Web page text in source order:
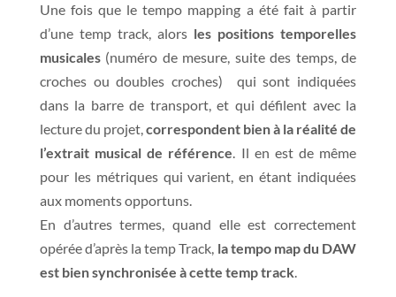
Une fois que le tempo mapping a été fait à partir
d’une temp track, alors les positions temporelles
musicales(numéro de mesure, suite des temps, de
croches ou doubles croches) qui sont indiquées
dans la barre de transport, et qui défilent avec la
lecture du projet,correspondent bien à la réalité de
l’extrait musical de référence. Il en est de même
pour les métriques qui varient, en étant indiquées
aux moments opportuns.
En d’autres termes, quand elle est correctement
opérée d’après la temp Track, la tempo map du DAW
est bien synchronisée à cette temp track.